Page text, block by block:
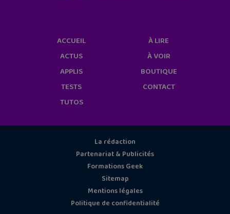
ACCUEIL
ACTUS
APPLIS
TESTS
TUTOS
À LIRE
À VOIR
BOUTIQUE
CONTACT
La rédaction
Partenariat & Publicités
Formations Geek
Sitemap
Mentions légales
Politique de confidentialité